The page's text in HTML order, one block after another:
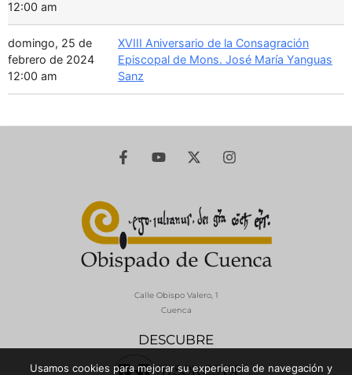
12:00 am
domingo, 25 de
febrero de 2024
12:00 am
XVIII Aniversario de la Consagración
Episcopal de Mons. José María Yanguas
Sanz
DESCUBRE
Calle Obispo Valero, 1
Cuenca
Usamos cookies para mejorar su experiencia de navegación y